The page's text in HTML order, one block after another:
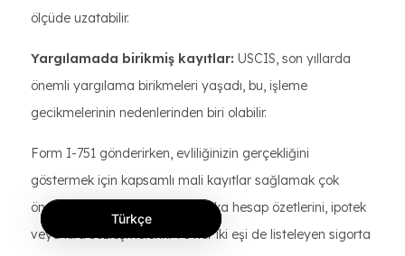
ölçüde uzatabilir.
Yargılamada birikmiş kayıtlar: USCIS, son yıllarda
önemli yargılama birikmeleri yaşadı, bu, işleme
gecikmelerinin nedenlerinden biri olabilir.
Form I-751 gönderirken, evliliğinizin gerçekliğini
göstermek için kapsamlı mali kayıtlar sağlamak çok
önemlidir. Bu kayıtlar ortak banka hesap özetlerini, ipotek
veya kira sözleşmelerini ve her iki eşi de listeleyen sigorta
Türkçe